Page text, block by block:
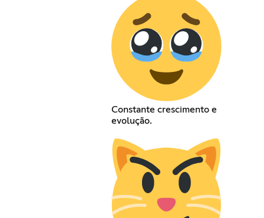
Constante crescimento e
evolução.